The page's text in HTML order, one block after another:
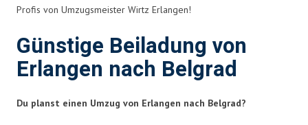
Profis von Umzugsmeister Wirtz Erlangen!
Günstige Beiladung von
Erlangen nach Belgrad
Du planst einen Umzug von Erlangen nach Belgrad?